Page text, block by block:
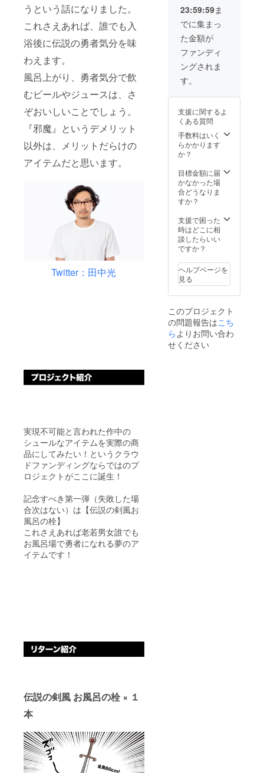
うという話になりました。
これさえあれば、誰でも入
浴後に伝説の勇者気分を味
わえます。
風呂上がり、勇者気分で飲
むビールやジュースは、さ
ぞおいしいことでしょう。
『邪魔』というデメリット
以外は、メリットだらけの
アイテムだと思います。
Twitter：田中光
実現不可能と言われた作中の
シュールなアイテムを実際の商
品にしてみたい！というクラウ
ドファンディングならではのプ
ロジェクトがここに誕生！
記念すべき第一弾（失敗した場
合次はない）は【伝説の剣風お
風呂の栓】
これさえあれば老若男女誰でも
お風呂場で勇者になれる夢のア
イテムです！
伝説の剣風 お風呂の栓× １
本
23:59:59ま
でに集まっ
た金額が
ファンディ
ングされま
す。
支援に関するよ
くある質問
手数料はいく
らかかります
か？
目標金額に届
かなかった場
合どうなりま
すか？
支援で困った
時はどこに相
談したらいい
ですか？
ヘルプページを
見る
このプロジェクト
の問題報告はこち
ら よりお問い合わ
せください